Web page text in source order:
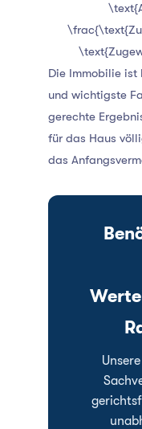
Die Immobilie ist
und wichtigste
gerechte
für das Haus
das